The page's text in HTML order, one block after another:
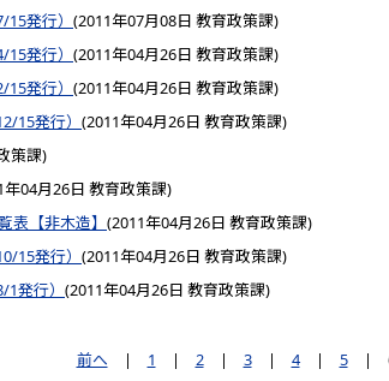
発行） (2011年07月08日 教育政策課)
発行） (2011年04月26日 教育政策課)
発行） (2011年04月26日 教育政策課)
15発行） (2011年04月26日 教育政策課)
策課)
年04月26日 教育政策課)
表【非木造】 (2011年04月26日 教育政策課)
15発行） (2011年04月26日 教育政策課)
発行） (2011年04月26日 教育政策課)
前へ | 1 | 2 | 3 | 4 | 5 |